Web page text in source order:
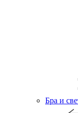
Бра и